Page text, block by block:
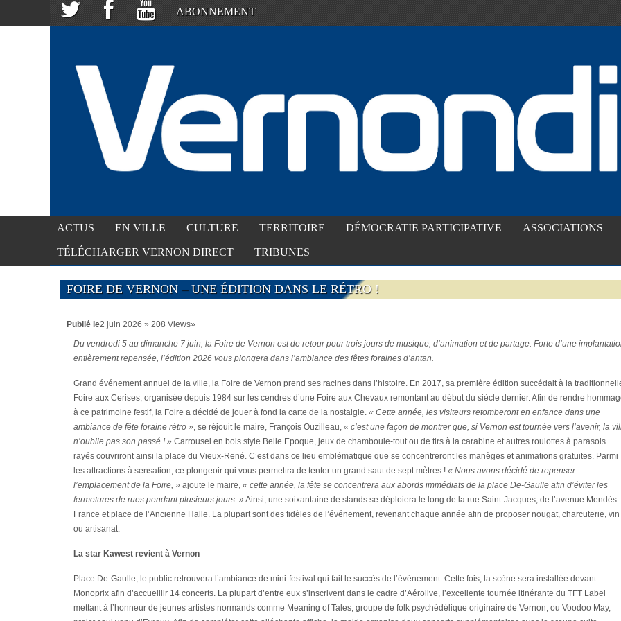
ABONNEMENT
ACTUS EN VILLE CULTURE TERRITOIRE DÉMOCRATIE PARTICIPATIVE ASSOCIATIONS
TÉLÉCHARGER VERNON DIRECT TRIBUNES
FOIRE DE VERNON – UNE ÉDITION DANS LE RÉTRO !
Publié le2 juin 2026 » 208 Views»
Du vendredi 5 au dimanche 7 juin, la Foire de Vernon est de retour pour trois jours de musique, d’animation et de partage. Forte d’une
entièrement repensée, l’édition 2026 vous plongera dans l’ambiance des fêtes foraines d’antan.
Grand événement annuel de la ville, la Foire de Vernon prend ses racines dans l’histoire. En 2017, sa première édition succédait à la
Foire aux Cerises, organisée depuis 1984 sur les cendres d’une Foire aux Chevaux remontant au début du siècle dernier. Afin de rendre
à ce patrimoine festif, la Foire a décidé de jouer à fond la carte de la nostalgie. « Cette année, les visiteurs retomberont en enfance dans une
ambiance de fête foraine rétro » , se réjouit le maire, François Ouzilleau, « c’est une façon de montrer que, si Vernon est tournée vers l’avenir, la
n’oublie pas son passé ! » Carrousel en bois style Belle Epoque, jeux de chamboule-tout ou de tirs à la carabine et autres roulottes à parasols
rayés couvriront ainsi la place du Vieux-René. C’est dans ce lieu emblématique que se concentreront les manèges et animations gratuites. Parmi
les attractions à sensation, ce plongeoir qui vous permettra de tenter un grand saut de sept mètres ! « Nous avons décidé de repenser
l’emplacement de la Foire, » ajoute le maire, « cette année, la fête se concentrera aux abords immédiats de la place De-Gaulle afin d’éviter les
fermetures de rues pendant plusieurs jours. » Ainsi, une soixantaine de stands se déploiera le long de la rue Saint-Jacques, de l’avenue Mendès-
France et place de l’Ancienne Halle. La plupart sont des fidèles de l’événement, revenant chaque année afin de proposer nougat, charcuterie, vin
ou artisanat.
La star Kawest revient à Vernon
Place De-Gaulle, le public retrouvera l’ambiance de mini-festival qui fait le succès de l’événement. Cette fois, la scène sera installée devant
Monoprix afin d’accueillir 14 concerts. La plupart d’entre eux s’inscrivent dans le cadre d’Aérolive, l’excellente tournée itinérante du TFT Label
mettant à l’honneur de jeunes artistes normands comme Meaning of Tales, groupe de folk psychédélique originaire de Vernon, ou Voodoo May,